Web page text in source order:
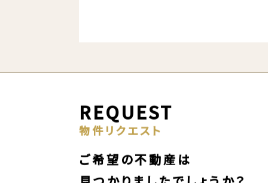
REQUEST
物件リクエスト